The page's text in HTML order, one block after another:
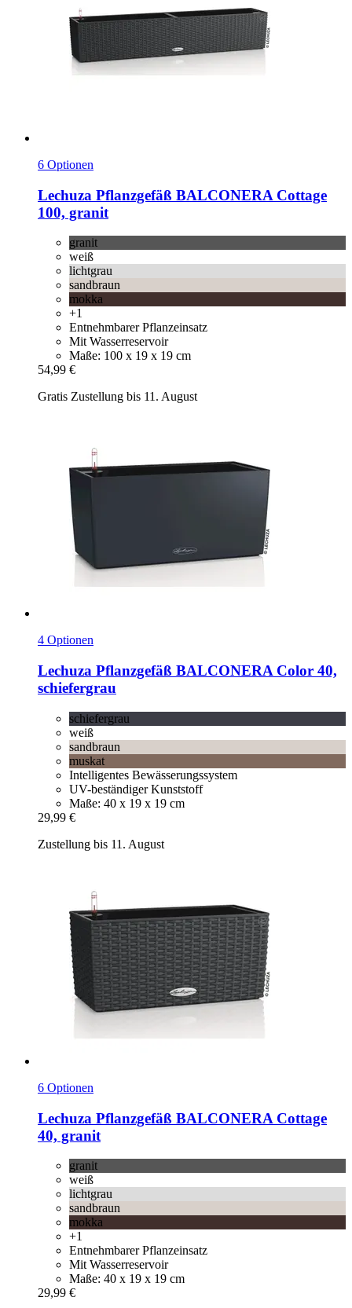
6 Optionen
Lechuza Pflanzgefäß BALCONERA Cottage
100, granit
granit
weiß
lichtgrau
sandbraun
mokka
+1
Entnehmbarer Pflanzeinsatz
Mit Wasserreservoir
Maße: 100 x 19 x 19 cm
54,99 €
Gratis Zustellung bis 11. August
4 Optionen
Lechuza Pflanzgefäß BALCONERA Color 40,
schiefergrau
schiefergrau
weiß
sandbraun
muskat
Intelligentes Bewässerungssystem
UV-beständiger Kunststoff
Maße: 40 x 19 x 19 cm
29,99 €
Zustellung bis 11. August
6 Optionen
Lechuza Pflanzgefäß BALCONERA Cottage
40, granit
granit
weiß
lichtgrau
sandbraun
mokka
+1
Entnehmbarer Pflanzeinsatz
Mit Wasserreservoir
Maße: 40 x 19 x 19 cm
29,99 €